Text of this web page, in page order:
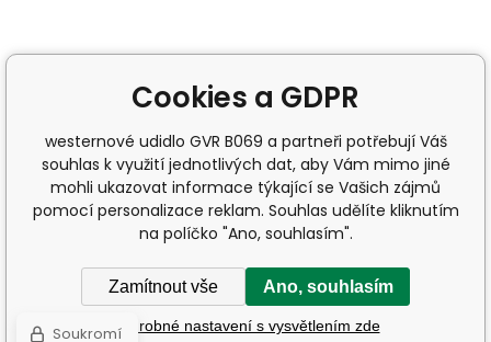
Cookies a GDPR
westernové udidlo GVR B069 a partneři potřebují Váš
souhlas k využití jednotlivých dat, aby Vám mimo jiné
mohli ukazovat informace týkající se Vašich zájmů
pomocí personalizace reklam. Souhlas udělíte kliknutím
na políčko "Ano, souhlasím".
Zamítnout vše Ano, souhlasím
Podrobné nastavení s vysvětlením zde
Soukromí